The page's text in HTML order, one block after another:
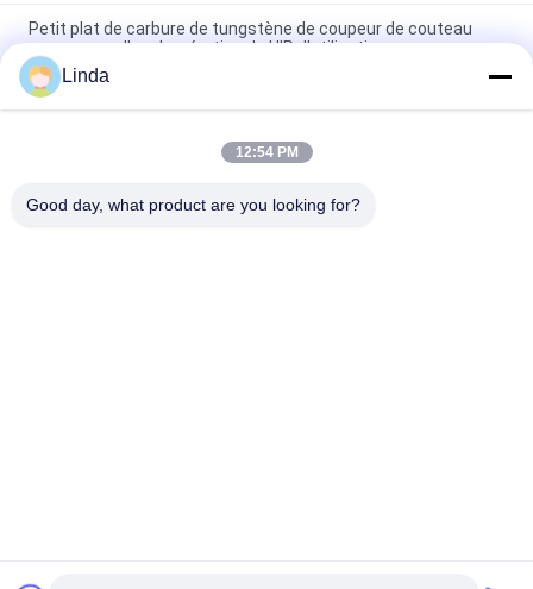
Petit plat de carbure de tungstène de coupeur de couteau
pour couper l'agglomération de HIP d'utilisation
Barre fine de coupe de tranchant de couteaux de plat de
carbure de tungstène de grosseur du grain YL10.2 petite
Plat résistant à l'usure de coupeur de carbure cimenté pour
Astuces
Linda
12:54 PM
Good day, what product are you looking for?